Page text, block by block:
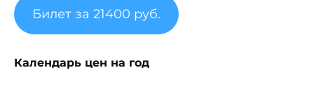
Билет за 21400 руб.
Календарь цен на год